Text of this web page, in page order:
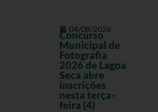
04/08/2026
Concurso
Municipal de
Fotografia
2026 de Lagoa
Seca abre
inscrições
nesta terça-
feira (4)